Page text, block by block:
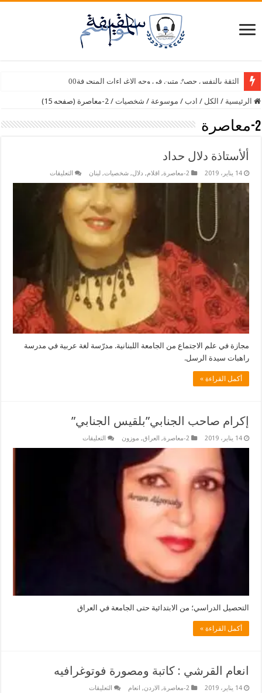
سبع أصابع – وسيلة أمين سامي
الرئيسية / الكل / ادب / موسوعة / شخصيات / 2-معاصرة (صفحه 15)
2-معاصرة
ألأستاذة دلال حداد
14 يناير، 2019 2-معاصرة , اقلام, دلال,شخصيات,لبنان التعليقات
مجازة في علم الاجتماع من الجامعة اللبنانية. مدرّسة لغة عربية في مدرسة
راهبات سيدة الرسل.
أكمل القراءة »
إكرام صاحب الجنابي”بلقيس الجنابي”
14 يناير، 2019 2-معاصرة , العراق, موزون التعليقات
التحصيل الدراسي؛ من الابتدائية حتى الجامعة في العراق
أكمل القراءة »
انعام القرشي : كاتبة ومصورة فوتوغرافيه
14 يناير، 2019 2-معاصرة , الاردن, انعام التعليقات